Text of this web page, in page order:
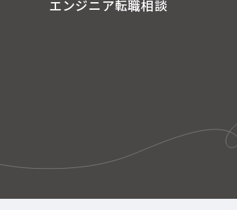
エンジニア転職相談